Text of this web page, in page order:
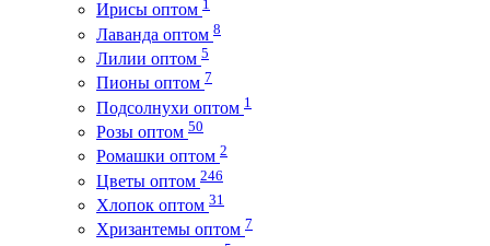
Ирисы оптом 1
Лаванда оптом 8
Лилии оптом 5
Пионы оптом 7
Подсолнухи оптом 1
Розы оптом 50
Ромашки оптом 2
Цветы оптом 246
Хлопок оптом 31
Хризантемы оптом 7